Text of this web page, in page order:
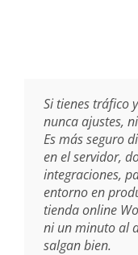
Si tienes tráfico
nunca ajustes,
Es más seguro
en el servidor,
integraciones,
entorno en
tienda online
ni un minuto al
salgan bien.